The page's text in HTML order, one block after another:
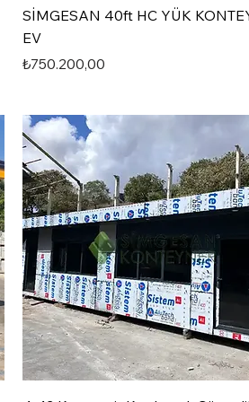
SİMGESAN 40ft HC YÜK
EV
Fiyat
₺750.200,00